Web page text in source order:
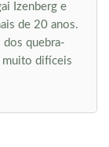
Izenberg e
de 20 anos.
dos quebra-
muito difíceis